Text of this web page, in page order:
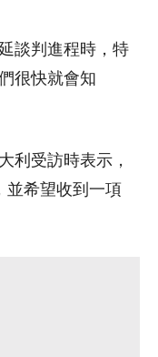
談判進程時，特
很快就會知
利受訪時表示，
並希望收到一項